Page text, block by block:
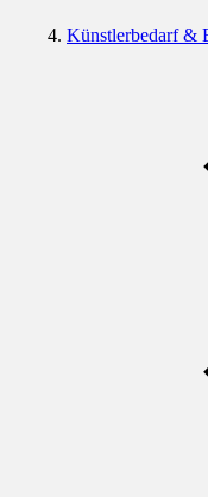
Künstlerbedarf &